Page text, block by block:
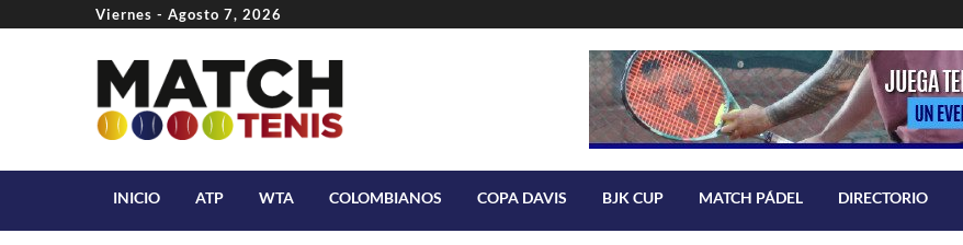
Viernes - Agosto 7, 2026
INICIO ATP WTA COLOMBIANOS COPA DAVIS BJK CUP MATCH PÁDEL DIRECTORIO